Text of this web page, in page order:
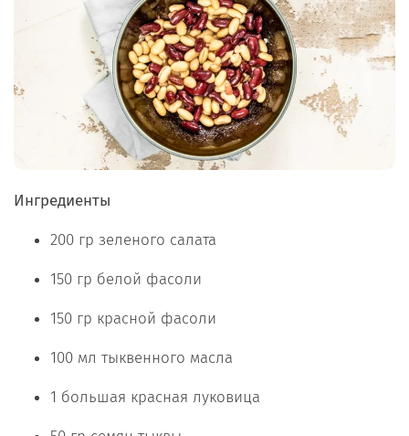
Ингредиенты
200 гр зеленого салата
150 гр белой фасоли
150 гр красной фасоли
100 мл тыквенного масла
1 большая красная луковица